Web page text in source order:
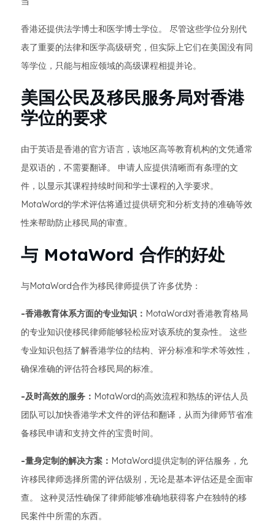
香港还提供法学博士和医学博士学位。 尽管这些学位分别代
表了重要的法律和医学高级研究，但实际上它们在美国没有同
等学位，只能与相应领域的高级课程相提并论。
美国公民及移民服务局对香港
学位的要求
由于英语是香港的官方语言，该地区高等教育机构的文凭通常
是双语的，不需要翻译。 申请人应提供清晰而有条理的文
件，以显示其课程持续时间和学士课程的入学要求。
MotaWord的学术评估将通过提供研究和分析支持的准确等效
性来帮助防止移民局的审查。
与 MotaWord 合作的好处
与MotaWord合作为移民律师提供了许多优势：
-香港教育体系方面的专业知识： MotaWord对香港教育格局
的专业知识使移民律师能够轻松应对该系统的复杂性。 这些
专业知识包括了解香港学位的结构、评分标准和学术等效性，
确保准确的评估符合移民局的标准。
-及时高效的服务： MotaWord的高效流程和熟练的评估人员
团队可以加快香港学术文件的评估和翻译，从而为律师节省准
备移民申请和支持文件的宝贵时间。
-量身定制的解决方案： MotaWord提供定制的评估服务，允
许移民律师选择所需的评估级别，无论是基本评估还是全面审
查。 这种灵活性确保了律师能够准确地获得客户在独特的移
民案件中所需的东西。